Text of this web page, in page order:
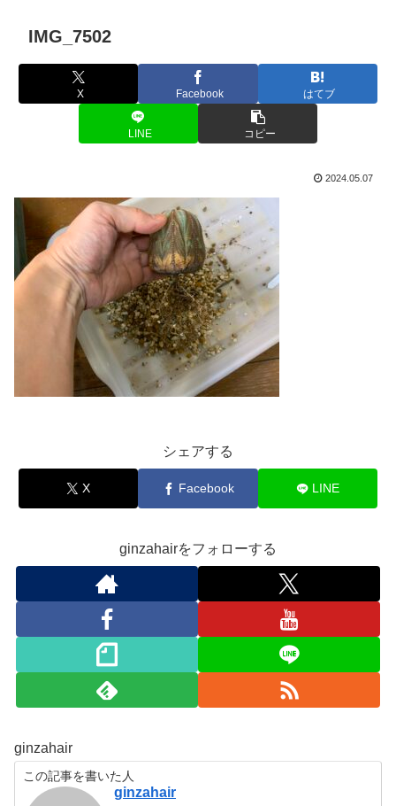
IMG_7502
X Facebook はてブ
LINE コピー
2024.05.07
シェアする
X Facebook LINE
ginzahairをフォローする
ginzahair
この記事を書いた人
ginzahair